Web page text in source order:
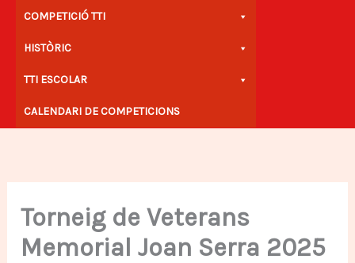
COMPETICIÓ TTI
HISTÒRIC
TTI ESCOLAR
CALENDARI DE COMPETICIONS
Torneig de Veterans
Memorial Joan Serra 2025